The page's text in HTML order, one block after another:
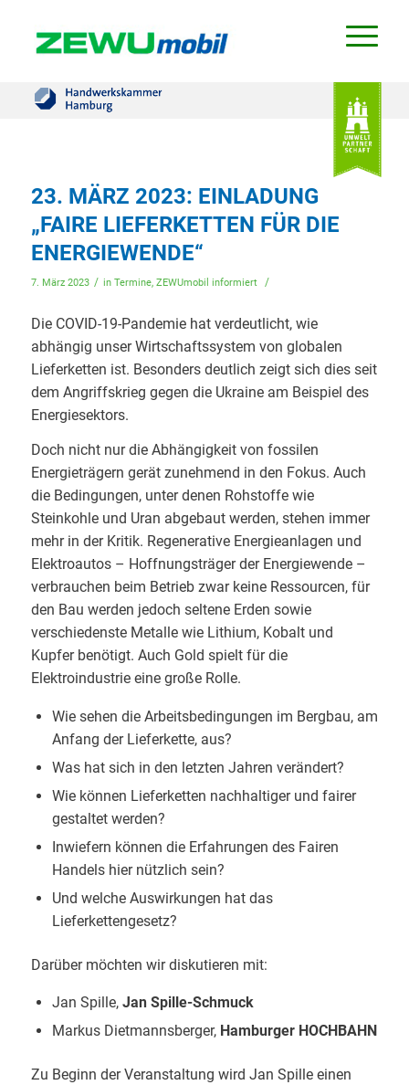
23. MÄRZ 2023: EINLADUNG
„FAIRE LIEFERKETTEN FÜR DIE
ENERGIEWENDE“
7. März 2023 / in Termine, ZEWUmobil informiert /
Die COVID-19-Pandemie hat verdeutlicht, wie
abhängig unser Wirtschaftssystem von globalen
Lieferketten ist. Besonders deutlich zeigt sich dies seit
dem Angriffskrieg gegen die Ukraine am Beispiel des
Energiesektors.
Doch nicht nur die Abhängigkeit von fossilen
Energieträgern gerät zunehmend in den Fokus. Auch
die Bedingungen, unter denen Rohstoffe wie
Steinkohle und Uran abgebaut werden, stehen immer
mehr in der Kritik. Regenerative Energieanlagen und
Elektroautos – Hoffnungsträger der Energiewende –
verbrauchen beim Betrieb zwar keine Ressourcen, für
den Bau werden jedoch seltene Erden sowie
verschiedenste Metalle wie Lithium, Kobalt und
Kupfer benötigt. Auch Gold spielt für die
Elektroindustrie eine große Rolle.
Wie sehen die Arbeitsbedingungen im Bergbau, am
Anfang der Lieferkette, aus?
Was hat sich in den letzten Jahren verändert?
Wie können Lieferketten nachhaltiger und fairer
gestaltet werden?
Inwiefern können die Erfahrungen des Fairen
Handels hier nützlich sein?
Und welche Auswirkungen hat das
Lieferkettengesetz?
Darüber möchten wir diskutieren mit:
Jan Spille, Jan Spille-Schmuck
Markus Dietmannsberger, Hamburger HOCHBAHN
Zu Beginn der Veranstaltung wird Jan Spille einen